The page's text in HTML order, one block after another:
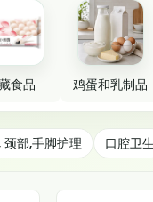
食品 鸡蛋和乳制品
颈部,手脚护理 口腔卫生